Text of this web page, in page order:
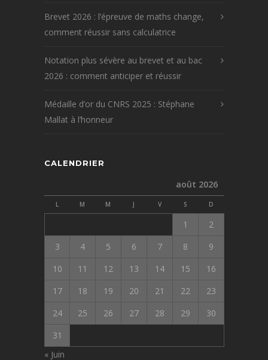
Brevet 2026 : l’épreuve de maths change,
comment réussir sans calculatrice
Notation plus sévère au brevet et au bac
2026 : comment anticiper et réussir
Médaille d’or du CNRS 2025 : Stéphane
Mallat à l’honneur
CALENDRIER
août 2026
L M M J V S D
1
2
3
4 5 6 7 8
9
10
11 12 13 14 15
16
17
18 19 20 21 22
23
24
25 26 27 28 29
30
31
« Juin